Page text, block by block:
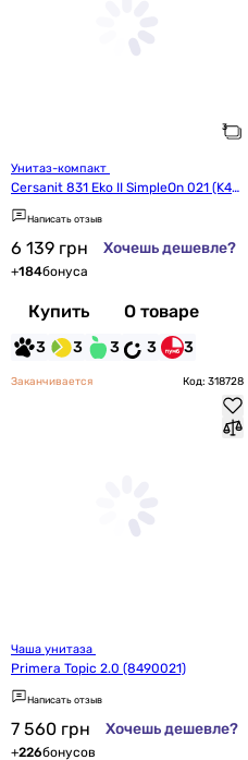
Cersanit 831 Eko II SimpleOn 021 (K44
-125)
Написать отзыв
6 139 грн Хочешь дешевле?
+184бонуса
Купить О товаре
3 3 3 3 3
Заканчивается Код: 318728
Primera Topic 2.0 (8490021)
Написать отзыв
7 560 грн Хочешь дешевле?
+226бонусов